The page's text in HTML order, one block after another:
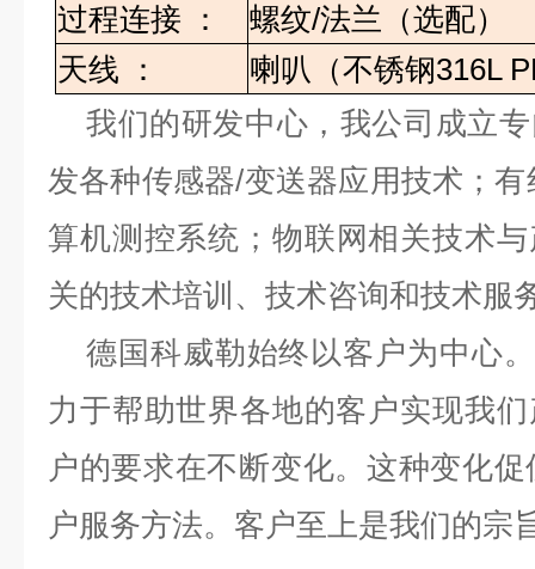
过程连接
： 螺纹/法兰（选配）
天线
： 喇叭（不锈钢316L
我们的研发中心，我公司成立
发各种传感器/变送器应用技术；
算机测控系统；物联网相关技术
关的技术培训、技术咨询和技术服
德国科威勒始终以客户为中心。
力于帮助世界各地的客户实现我
户的要求在不断变化。这种变化
户服务方法。客户至上是我们的宗